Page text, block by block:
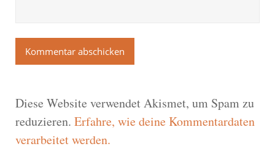
Diese Website verwendet Akismet, um Spam zu
reduzieren. Erfahre, wie deine Kommentardaten
verarbeitet werden.